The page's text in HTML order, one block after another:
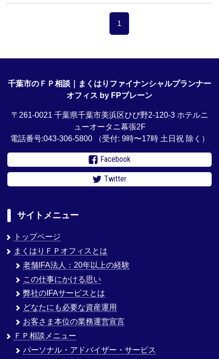
1
千葉市のＦＰ相談｜まくはりファイナンシャルプランナー
オフィス by FPブレーン
〒261-0021 千葉県千葉市美浜区ひび野2-120-3 ホテルニ
ューオータニ幕張2F
電話番号:043-306-5800
（受付: 9時〜17時 土日祝 除く）
Facebook
Twitter
サイトメニュー
トップページ
まくはりＦＰオフィスとは
老舗IFA法人：20年以上の経験
この仕事にかける思い
弊社のIFAサービスとは
どなたにも必要な資産運用
お客さま本位の業務運営宣言
ＦＰ相談メニュー
パーソナル・アドバイザー・サービス